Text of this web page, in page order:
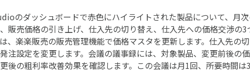
のダッシュボードで赤色にハイライトされた製品について、月次
販売価格の引き上げ、仕入先の切り替え、仕入先への価格交渉の
、楽楽販売の販売管理機能で価格マスタを更新します。仕入先の
注設定を変更します。会議の議事録には、対象製品、変更前後の
後の粗利率改善効果を確認します。この会議は月1回、所要時間は